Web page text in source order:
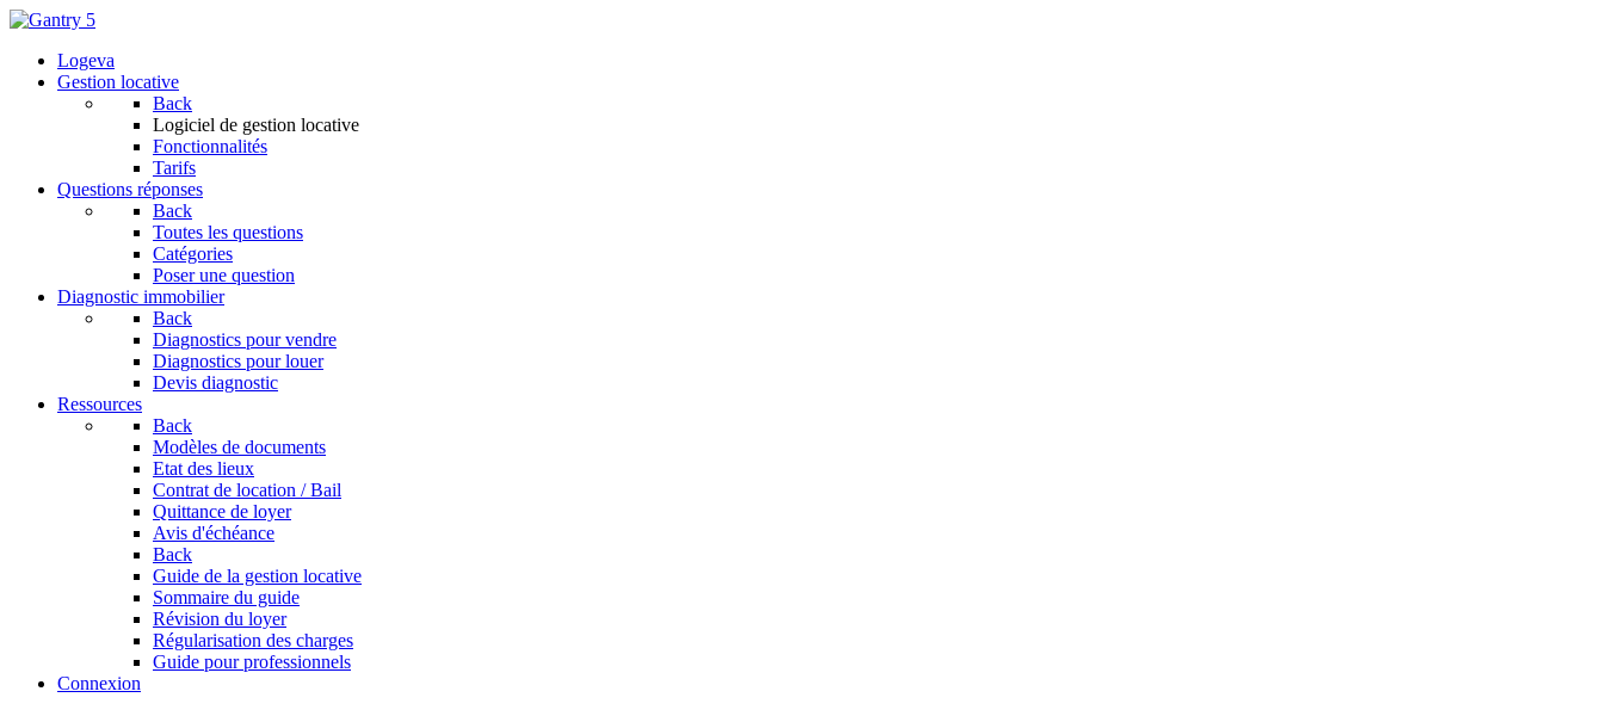
Logeva
Gestion locative
Back
Logiciel de gestion locative
Fonctionnalités
Tarifs
Questions réponses
Back
Toutes les questions
Catégories
Poser une question
Diagnostic immobilier
Back
Diagnostics pour vendre
Diagnostics pour louer
Devis diagnostic
Ressources
Back
Modèles de documents
Etat des lieux
Contrat de location / Bail
Quittance de loyer
Avis d'échéance
Back
Guide de la gestion locative
Sommaire du guide
Révision du loyer
Régularisation des charges
Guide pour professionnels
Connexion